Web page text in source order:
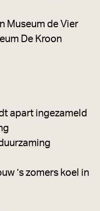
Museum de Vier
De Kroon
apart ingezameld
’s zomers koel in